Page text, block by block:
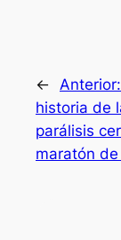
← Anterior:
historia de
parálisis
maratón